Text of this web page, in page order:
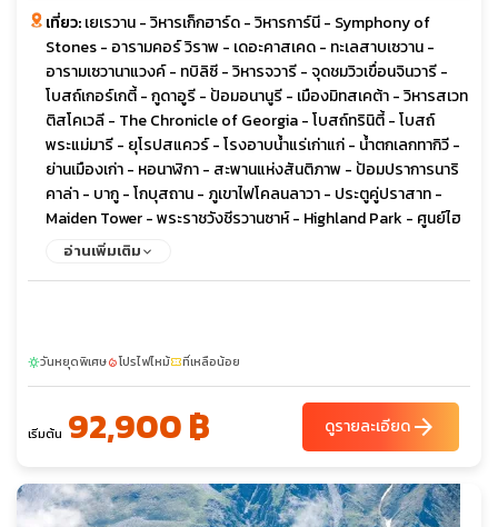
เที่ยว:เยเรวาน - วิหารเก็กฮาร์ด - วิหารการ์นี - Symphony of
Stones - อารามคอร์ วิราพ - เดอะคาสเคด - ทะเลสาบเซวาน -
อารามเซวานาแวงค์ - ทบิลิซี - วิหารจวารี - จุดชมวิวเขื่อนจินวารี -
โบสถ์เกอร์เกตี้ - กูดาอูรี - ป้อมอนานูรี - เมืองมิทสเคต้า - วิหารสเวท
ติสโคเวลี - The Chronicle of Georgia - โบสถ์ทรินิตี้ - โบสถ์
พระแม่มารี - ยุโรปสแควร์ - โรงอาบน้ำแร่เก่าแก่ - น้ำตกเลกทากิวี -
ย่านเมืองเก่า - หอนาฬิกา - สะพานแห่งสันติภาพ - ป้อมปราการนาริ
คาล่า - บากู - โกบุสถาน - ภูเขาไฟโคลนลาวา - ประตูคู่ปราสาท -
Maiden Tower - พระราชวังชีรวานซาห์ - Highland Park - ศูนย์ไฮ
ดาร์ อาลิเยฟ - ยานาร์แด็ก - วิหารแห่งไฟ
อ่านเพิ่มเติม
sunnyวันหยุดพิเศษlocal_fire_departmentโปรไฟไหม้confirmation_numberที่เหลือน้อย
เริ่มต้น 92,900 ฿ ดูรายละเอียดarrow_forward